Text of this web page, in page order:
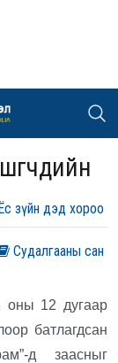
12 дугаар
батлагдсан
д заасныг
Судалгааны сан
зүйн дэд хороо